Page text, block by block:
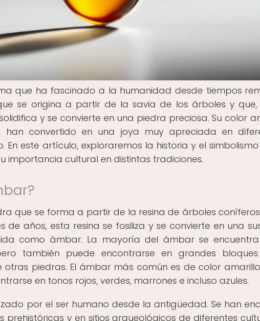
que ha fascinado a la humanidad desde tiempos
se origina a partir de la savia de los árboles y
y se convierte en una piedra preciosa. Su color
convertido en una joya muy apreciada en
En este artículo, exploraremos la historia y el
importancia cultural en distintas tradiciones.
que se forma a partir de la resina de árboles
de años, esta resina se fosiliza y se convierte en una
como ámbar. La mayoría del ámbar se
también puede encontrarse en grandes
otras piedras. El ámbar más común es de color
en tonos rojos, verdes, marrones e incluso azules.
por el ser humano desde la antigüedad. Se han
y en sitios arqueológicos de diferentes